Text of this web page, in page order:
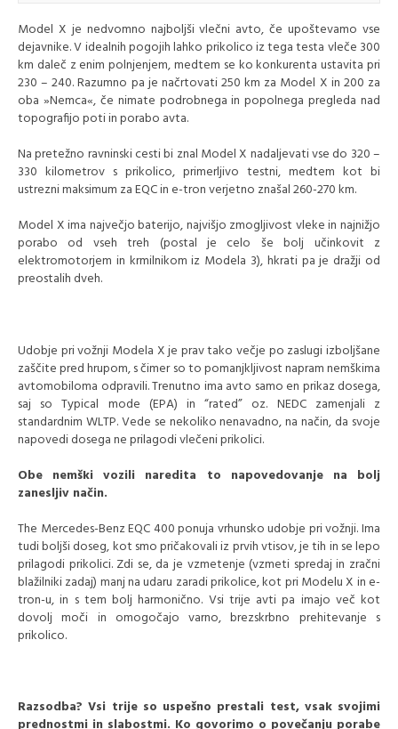
Model X je nedvomno najboljši vlečni avto, če upoštevamo vse
dejavnike. V idealnih pogojih lahko prikolico iz tega testa vleče 300
km daleč z enim polnjenjem, medtem se ko konkurenta ustavita pri
230 – 240. Razumno pa je načrtovati 250 km za Model X in 200 za
oba »Nemca«, če nimate podrobnega in popolnega pregleda nad
topografijo poti in porabo avta.
Na pretežno ravninski cesti bi znal Model X nadaljevati vse do 320 –
330 kilometrov s prikolico, primerljivo testni, medtem kot bi
ustrezni maksimum za EQC in e-tron verjetno znašal 260-270 km.
Model X ima največjo baterijo, najvišjo zmogljivost vleke in najnižjo
porabo od vseh treh (postal je celo še bolj učinkovit z
elektromotorjem in krmilnikom iz Modela 3), hkrati pa je dražji od
preostalih dveh.
Udobje pri vožnji Modela X je prav tako večje po zaslugi izboljšane
zaščite pred hrupom, s čimer so to pomanjkljivost napram nemškima
avtomobiloma odpravili. Trenutno ima avto samo en prikaz dosega,
saj so Typical mode (EPA) in “rated” oz. NEDC zamenjali z
standardnim WLTP. Vede se nekoliko nenavadno, na način, da svoje
napovedi dosega ne prilagodi vlečeni prikolici.
Obe nemški vozili naredita to napovedovanje na bolj
zanesljiv način.
The Mercedes-Benz EQC 400 ponuja vrhunsko udobje pri vožnji. Ima
tudi boljši doseg, kot smo pričakovali iz prvih vtisov, je tih in se lepo
prilagodi prikolici. Zdi se, da je vzmetenje (vzmeti spredaj in zračni
blažilniki zadaj) manj na udaru zaradi prikolice, kot pri Modelu X in e-
tron-u, in s tem bolj harmonično. Vsi trije avti pa imajo več kot
dovolj moči in omogočajo varno, brezskrbno prehitevanje s
prikolico.
Razsodba? Vsi trije so uspešno prestali test, vsak svojimi